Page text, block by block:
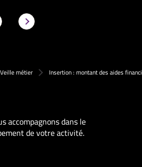
Veille métier Insertion : montant des aides
accompagnons dans le
de votre activité.